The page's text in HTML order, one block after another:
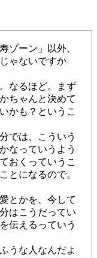
ゾーン」以外、
ゃないですか
なるほど。まず
ちゃんと決めて
かも？というこ
では、こういう
なっていうよう
おくっていうこ
とになるので。
とかを、今して
はこうだってい
伝えるっていう
うな人なんだよ